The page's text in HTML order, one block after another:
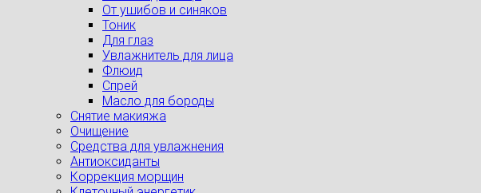
От ушибов и синяков
Тоник
Для глаз
Увлажнитель для лица
Флюид
Спрей
Масло для бороды
Снятие макияжа
Очищение
Средства для увлажнения
Антиоксиданты
Коррекция морщин